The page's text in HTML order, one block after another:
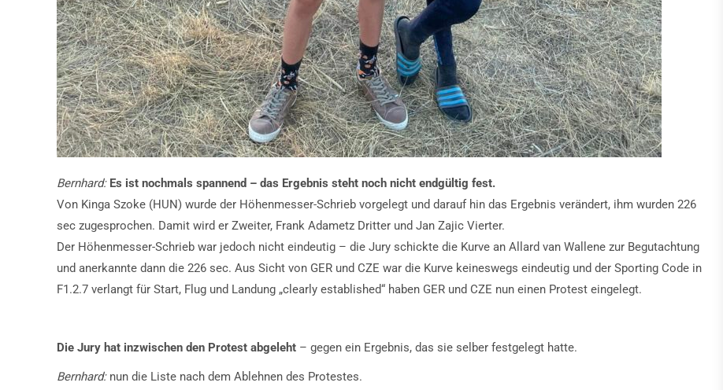
Bernhard:Es ist nochmals spannend – das Ergebnis steht noch nicht endgültig fest.
Von Kinga Szoke (HUN) wurde der Höhenmesser-Schrieb vorgelegt und darauf hin das Ergebnis verändert, ihm wurden 226
sec zugesprochen. Damit wird er Zweiter, Frank Adametz Dritter und Jan Zajic Vierter.
Der Höhenmesser-Schrieb war jedoch nicht eindeutig – die Jury schickte die Kurve an Allard van Wallene zur Begutachtung
und anerkannte dann die 226 sec. Aus Sicht von GER und CZE war die Kurve keineswegs eindeutig und der Sporting Code in
F1.2.7 verlangt für Start, Flug und Landung „clearly established“ haben GER und CZE nun einen Protest eingelegt.
Die Jury hat inzwischen den Protest abgeleht – gegen ein Ergebnis, das sie selber festgelegt hatte.
Bernhard:nun die Liste nach dem Ablehnen des Protestes.